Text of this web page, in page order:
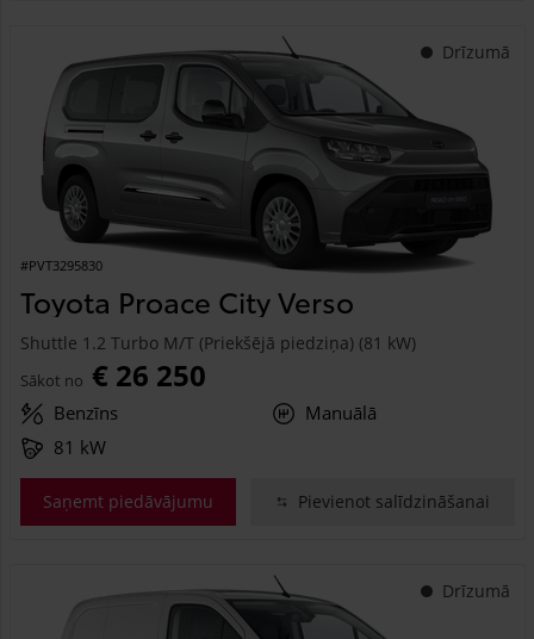
Drīzumā
#PVT3295830
Toyota Proace City Verso
Shuttle 1.2 Turbo M/T (Priekšējā piedziņa) (81 kW)
Sākot no € 26 250
Benzīns
Manuālā
81 kW
Saņemt piedāvājumu Pievienot salīdzināšanai
Drīzumā